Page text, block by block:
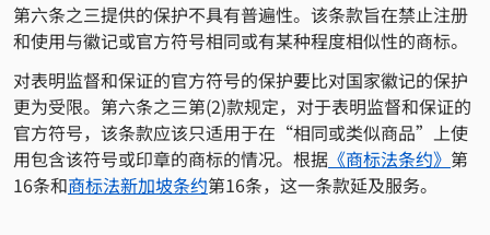
第六条之三提供的保护不具有普遍性。该条款旨在禁止注册
和使用与徽记或官方符号相同或有某种程度相似性的商标。
对表明监督和保证的官方符号的保护要比对国家徽记的保护
更为受限。第六条之三第(2)款规定，对于表明监督和保证的
官方符号，该条款应该只适用于在“相同或类似商品”上使
用包含该符号或印章的商标的情况。根据 《商标法条约》 第
16条和商标法新加坡条约第16条，这一条款延及服务。